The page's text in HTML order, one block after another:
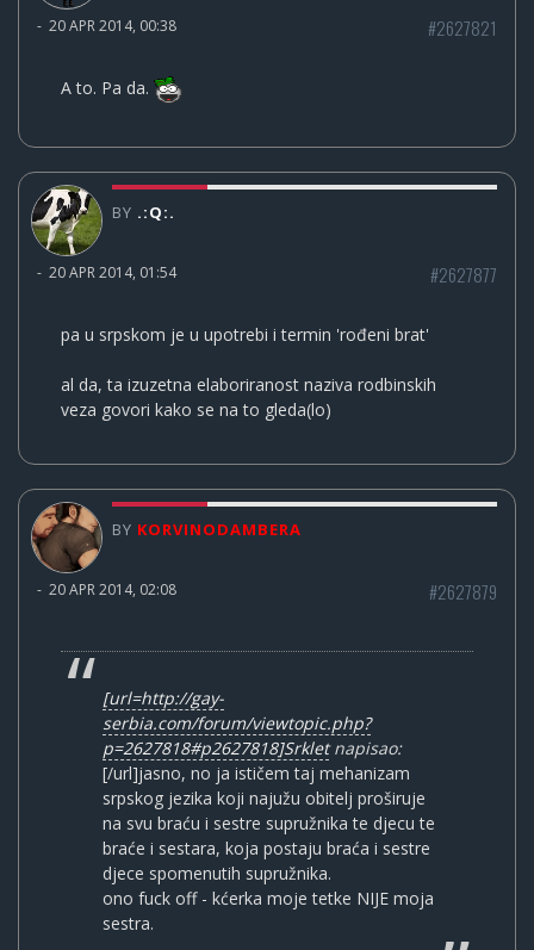
- 20 APR 2014, 00:38 #2627821
A to. Pa da.
BY .:Q:.
- 20 APR 2014, 01:54 #2627877
pa u srpskom je u upotrebi i termin 'rođeni brat'
al da, ta izuzetna elaboriranost naziva rodbinskih
veza govori kako se na to gleda(lo)
BY KORVINODAMBERA
- 20 APR 2014, 02:08 #2627879
[url=http://gay-
serbia.com/forum/viewtopic.php?
p=2627818#p2627818]Srkletnapisao:
[/url]jasno, no ja ističem taj mehanizam
srpskog jezika koji najužu obitelj proširuje
na svu braću i sestre supružnika te djecu te
braće i sestara, koja postaju braća i sestre
djece spomenutih supružnika.
ono fuck off - kćerka moje tetke NIJE moja
sestra.